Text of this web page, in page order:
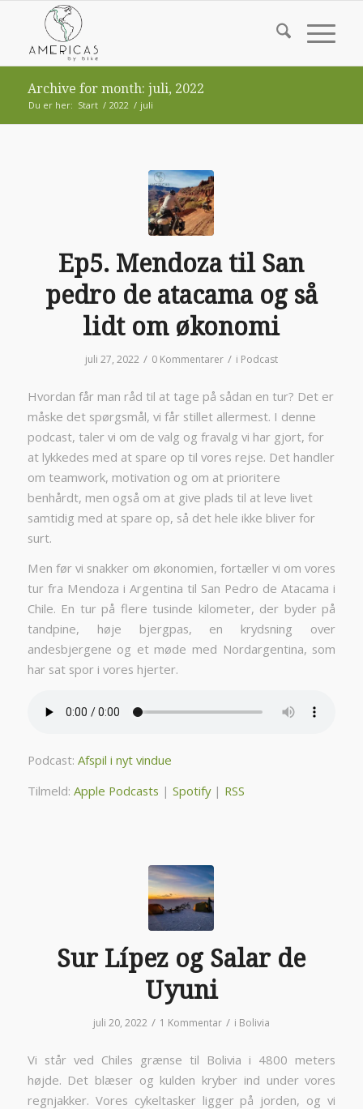
Archive for month: juli, 2022
Du er her: Start / 2022 / juli
Ep5. Mendoza til San
pedro de atacama og så
lidt om økonomi
juli 27, 2022 / 0 Kommentarer / i Podcast
Hvordan får man råd til at tage på sådan en tur? Det er
måske det spørgsmål, vi får stillet allermest. I denne
podcast, taler vi om de valg og fravalg vi har gjort, for
at lykkedes med at spare op til vores rejse. Det handler
om teamwork, motivation og om at prioritere
benhårdt, men også om at give plads til at leve livet
samtidig med at spare op, så det hele ikke bliver for
surt.
Men før vi snakker om økonomien, fortæller vi om vores
tur fra Mendoza i Argentina til San Pedro de Atacama i
Chile. En tur på flere tusinde kilometer, der byder på
tandpine, høje bjergpas, en krydsning over
andesbjergene og et møde med Nordargentina, som
har sat spor i vores hjerter.
Podcast: Afspil i nyt vindue
Tilmeld: Apple Podcasts | Spotify| RSS
Sur Lípez og Salar de
Uyuni
juli 20, 2022 / 1 Kommentar / i Bolivia
Vi står ved Chiles grænse til Bolivia i 4800 meters
højde. Det blæser og kulden kryber ind under vores
regnjakker. Vores cykeltasker ligger på jorden, og vi